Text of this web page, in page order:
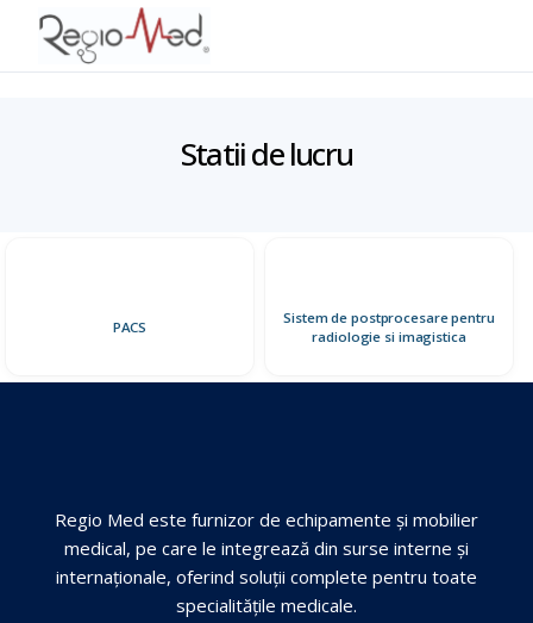
Statii de lucru
PACS
Sistem de postprocesare pentru
radiologie si imagistica
Regio Med este furnizor de echipamente și mobilier
medical, pe care le integrează din surse interne și
internaționale, oferind soluții complete pentru toate
specialitățile medicale.